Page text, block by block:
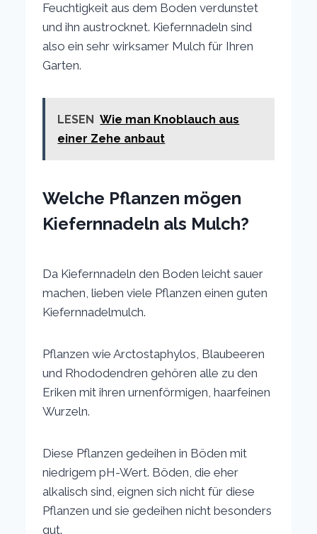
Feuchtigkeit aus dem Boden verdunstet
und ihn austrocknet. Kiefernnadeln sind
also ein sehr wirksamer Mulch für Ihren
Garten.
LESEN Wie man Knoblauch aus
einer Zehe anbaut
Welche Pflanzen mögen
Kiefernnadeln als Mulch?
Da Kiefernnadeln den Boden leicht sauer
machen, lieben viele Pflanzen einen guten
Kiefernnadelmulch.
Pflanzen wie Arctostaphylos, Blaubeeren
und Rhododendren gehören alle zu den
Eriken mit ihren urnenförmigen, haarfeinen
Wurzeln.
Diese Pflanzen gedeihen in Böden mit
niedrigem pH-Wert. Böden, die eher
alkalisch sind, eignen sich nicht für diese
Pflanzen und sie gedeihen nicht besonders
gut.